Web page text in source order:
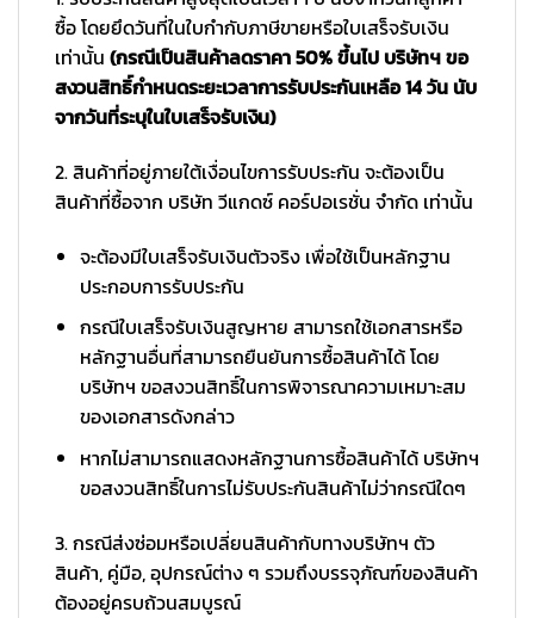
ซื้อ โดยยึดวันที่ในใบกำกับภาษีขายหรือใบเสร็จรับเงิน
เท่านั้น (กรณีเป็นสินค้าลดราคา 50% ขึ้นไป บริษัทฯ ขอ
สงวนสิทธิ์กำหนดระยะเวลาการรับประกันเหลือ 14 วัน นับ
จากวันที่ระบุในใบเสร็จรับเงิน)
2. สินค้าที่อยู่ภายใต้เงื่อนไขการรับประกัน จะต้องเป็น
สินค้าที่ซื้อจาก บริษัท วีแกดซ์ คอร์ปอเรชั่น จำกัด เท่านั้น
จะต้องมีใบเสร็จรับเงินตัวจริง เพื่อใช้เป็นหลักฐาน
ประกอบการรับประกัน
กรณีใบเสร็จรับเงินสูญหาย สามารถใช้เอกสารหรือ
หลักฐานอื่นที่สามารถยืนยันการซื้อสินค้าได้ โดย
บริษัทฯ ขอสงวนสิทธิ์ในการพิจารณาความเหมาะสม
ของเอกสารดังกล่าว
หากไม่สามารถแสดงหลักฐานการซื้อสินค้าได้ บริษัทฯ
ขอสงวนสิทธิ์ในการไม่รับประกันสินค้าไม่ว่ากรณีใดๆ
3. กรณีส่งซ่อมหรือเปลี่ยนสินค้ากับทางบริษัทฯ ตัว
สินค้า, คู่มือ, อุปกรณ์ต่าง ๆ รวมถึงบรรจุภัณฑ์ของสินค้า
ต้องอยู่ครบถ้วนสมบูรณ์